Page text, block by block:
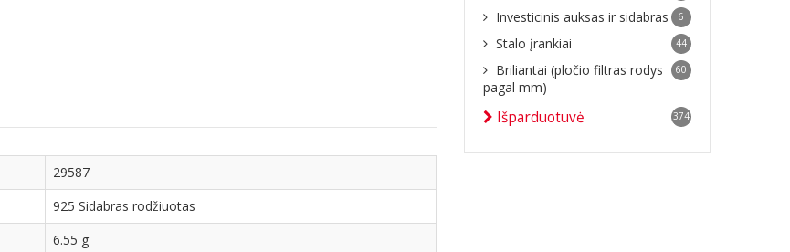
29587
925 Sidabras rodžiuotas
6.55 g
Investicinis auksas ir sidabras 6
Stalo įrankiai 44
Briliantai (pločio filtras rodys
pagal mm)
60
Išparduotuvė 374